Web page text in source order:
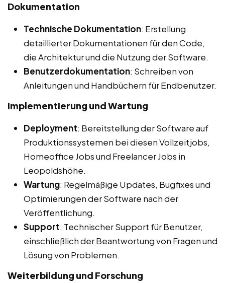
Dokumentation
Technische Dokumentation: Erstellung
detaillierter Dokumentationen für den Code,
die Architektur und die Nutzung der Software.
Benutzerdokumentation: Schreiben von
Anleitungen und Handbüchern für Endbenutzer.
Implementierung und Wartung
Deployment: Bereitstellung der Software auf
Produktionssystemen bei diesen Vollzeitjobs,
Homeoffice Jobs und Freelancer Jobs in
Leopoldshöhe.
Wartung: Regelmäßige Updates, Bugfixes und
Optimierungen der Software nach der
Veröffentlichung.
Support: Technischer Support für Benutzer,
einschließlich der Beantwortung von Fragen und
Lösung von Problemen.
Weiterbildung und Forschung